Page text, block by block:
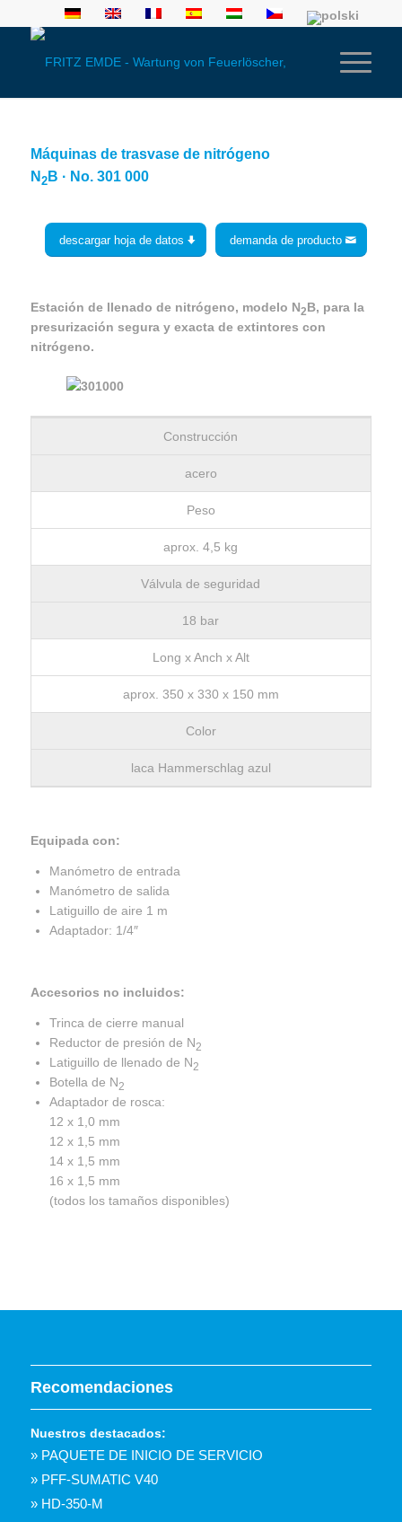
Máquinas de trasvase de nitrógeno
N 2B · No. 301 000
demanda de producto
descargar hoja de datos
Estación de llenado de nitrógeno, modelo N2B, para la
presurización segura y exacta de extintores con
nitrógeno.
Construcción
acero
Peso
aprox. 4,5 kg
Válvula de seguridad
18 bar
Long x Anch x Alt
aprox. 350 x 330 x 150 mm
Color
laca Hammerschlag azul
Equipada con:
Manómetro de entrada
Manómetro de salida
Latiguillo de aire 1 m
Adaptador: 1/4″
Accesorios no incluidos:
Trinca de cierre manual
Reductor de presión de N2
Latiguillo de llenado de N2
Botella de N2
Adaptador de rosca:
12 x 1,0 mm
12 x 1,5 mm
14 x 1,5 mm
16 x 1,5 mm
(todos los tamaños disponibles)
Recomendaciones
Nuestros destacados:
» PAQUETE DE INICIO DE SERVICIO
» PFF-SUMATIC V40
» HD-350-M